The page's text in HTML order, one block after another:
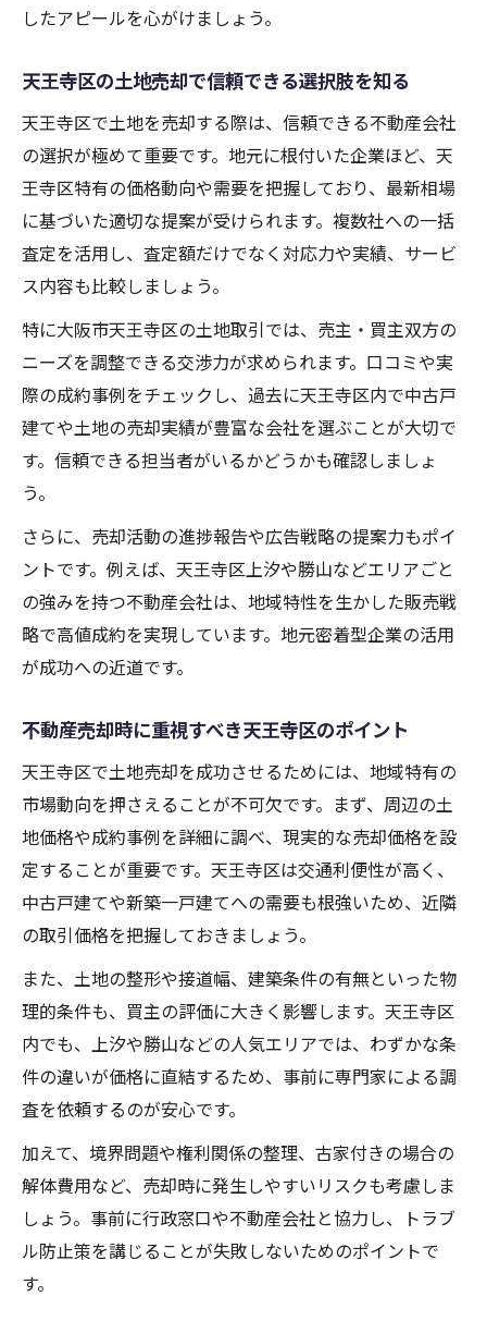
中古戸建て需要から見る土地売却の好機を
天王寺区の売却市場動向と今後のチャンス
を探る
天王寺区の土地価格を分析して売却戦略を磨く
不動産売却に活かす天王寺区土地価格の分
析手法
天王寺区土地相場の変動から最適な売却戦
略を立案
中古戸建てやマンション事例と土地価格の
関係性
天王寺区上汐や勝山エリアの土地価格を徹
底比較
土地売却成功へ導く天王寺区価格データ活
中古戸建てと比較する土地売却のポイント
不動産売却で中古戸建てと土地の違いを整
理
天王寺区の中古戸建て市場動向と土地売却
土地売却と中古戸建ての評価ポイントを比
天王寺区で選ぶべき不動産売却手法の特徴
中古戸建て事例から学ぶ土地売却の有利な
条件
多彩な選択肢から最適な不動産売却法を考える
天王寺区で選べる不動産売却方法とその特
徴
仲介と買取の違いを押さえた土地売却の進
め方
不動産売却における最適な選択肢の見つけ
方
天王寺区の土地売却で失敗しないための方
法比較
中古戸建て売却法も参考にした土地売却の
工夫
したアピールを心がけましょう。
天王寺区の土地売却で信頼できる選択肢を知る
天王寺区で土地を売却する際は、信頼できる不動産会社
の選択が極めて重要です。地元に根付いた企業ほど、天
王寺区特有の価格動向や需要を把握しており、最新相場
に基づいた適切な提案が受けられます。複数社への一括
査定を活用し、査定額だけでなく対応力や実績、サービ
ス内容も比較しましょう。
特に大阪市天王寺区の土地取引では、売主・買主双方の
ニーズを調整できる交渉力が求められます。口コミや実
際の成約事例をチェックし、過去に天王寺区内で中古戸
建てや土地の売却実績が豊富な会社を選ぶことが大切で
す。信頼できる担当者がいるかどうかも確認しましょ
う。
さらに、売却活動の進捗報告や広告戦略の提案力もポイ
ントです。例えば、天王寺区上汐や勝山などエリアごと
の強みを持つ不動産会社は、地域特性を生かした販売戦
略で高値成約を実現しています。地元密着型企業の活用
が成功への近道です。
不動産売却時に重視すべき天王寺区のポイント
天王寺区で土地売却を成功させるためには、地域特有の
市場動向を押さえることが不可欠です。まず、周辺の土
地価格や成約事例を詳細に調べ、現実的な売却価格を設
定することが重要です。天王寺区は交通利便性が高く、
中古戸建てや新築一戸建てへの需要も根強いため、近隣
の取引価格を把握しておきましょう。
また、土地の整形や接道幅、建築条件の有無といった物
理的条件も、買主の評価に大きく影響します。天王寺区
内でも、上汐や勝山などの人気エリアでは、わずかな条
件の違いが価格に直結するため、事前に専門家による調
査を依頼するのが安心です。
加えて、境界問題や権利関係の整理、古家付きの場合の
解体費用など、売却時に発生しやすいリスクも考慮しま
しょう。事前に行政窓口や不動産会社と協力し、トラブ
ル防止策を講じることが失敗しないためのポイントで
す。